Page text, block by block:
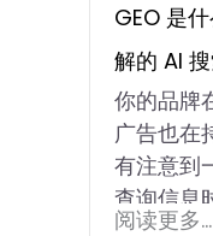
GEO 是
解的 AI
你的品牌
广告也在
有注意到
查询信息
阅读更多...